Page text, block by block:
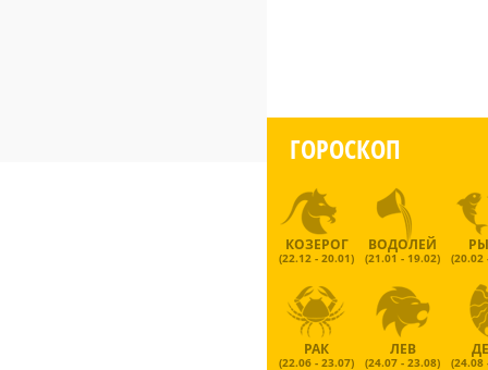
ГОРОСКОП
КОЗЕРОГ
(22.12 - 20.01)
ВОДОЛЕЙ
(21.01 - 19.02) (20.02
РАК
(22.06 - 23.07)
ЛЕВ
(24.07 - 23.08) (24.08